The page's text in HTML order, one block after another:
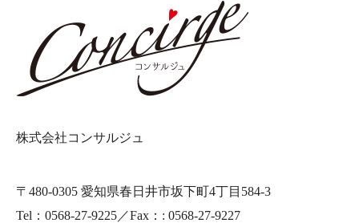
株式会社コンサルジュ
〒480-0305 愛知県春日井市坂下町4丁目584-3
Tel：0568-27-9225／Fax：: 0568-27-9227